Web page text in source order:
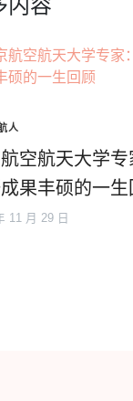
内容
人
空航天大学专
果丰硕的一生
11 月 29 日